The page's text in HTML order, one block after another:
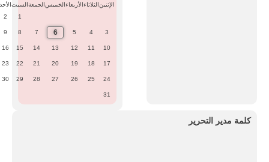
الإثنينالثلاثاءالأربعاءالخميسالجمعةالسبتالأحد
1
2
3
4
5
6
7
8
9
10
11
12
13
14
15
16
17
18
19
20
21
22
23
24
25
26
27
28
29
30
31
كلمة مدير التحرير